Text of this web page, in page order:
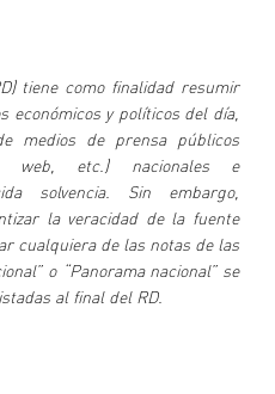
tiene como finalidad resumir
económicos y políticos del día,
medios de prensa públicos
web, etc.) nacionales e
solvencia. Sin embargo,
la veracidad de la fuente
cualquiera de las notas de las
o “Panorama nacional” se
al final del RD.